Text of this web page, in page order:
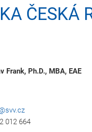
ČESKÁ
Frank, Ph.D., MBA, EAE
012 664